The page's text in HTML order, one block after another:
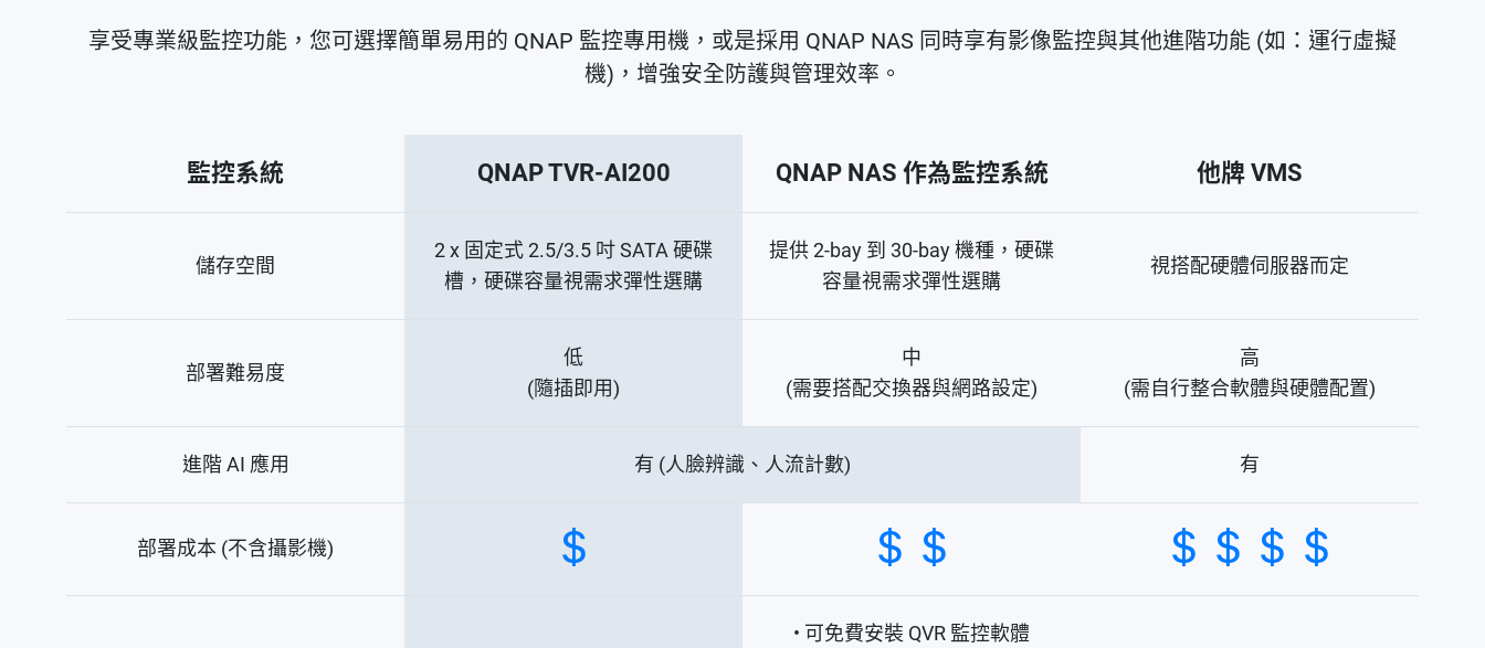
享受專業級監控功能，您可選擇簡單易用的 QNAP 監控專用機，或是採用 QNAP NAS 同時享有影像監控與其他進階功能 (如：運行虛擬
機)，增強安全防護與管理效率。
監控系統 QNAP TVR-AI200 QNAP NAS 作為監控系統 他牌 VMS
儲存空間
2 x 固定式 2.5/3.5 吋 SATA 硬碟
槽，硬碟容量視需求彈性選購
提供 2-bay 到 30-bay 機種，硬碟
容量視需求彈性選購
視搭配硬體伺服器而定
部署難易度
低
(隨插即用)
中
(需要搭配交換器與網路設定)
高
(需自行整合軟體與硬體配置)
進階 AI 應用 有 (人臉辨識、人流計數) 有
部署成本 (不含攝影機)
• 可免費安裝 QVR 監控軟體